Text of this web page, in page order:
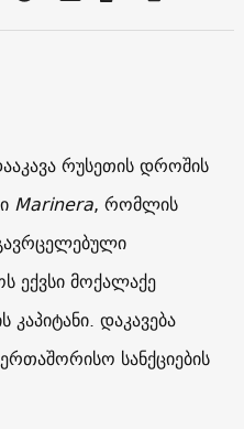
რუსეთის დროშის
Marinera, რომლის
ექვსი მოქალაქე
დაკავება
სანქციების